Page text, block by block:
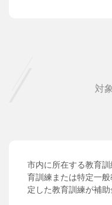
対
市内に所在する教育
育訓練または特定一
定した教育訓練が補助